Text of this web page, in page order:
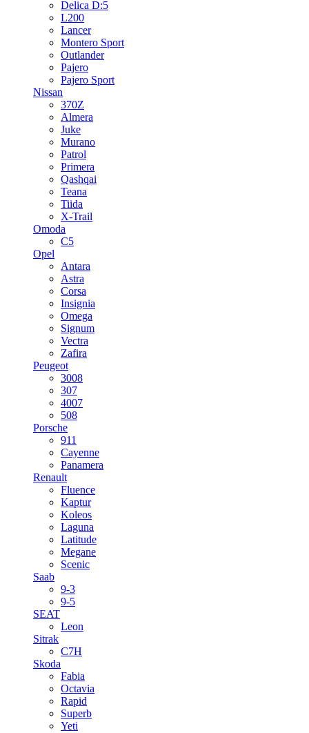
Delica D:5
L200
Lancer
Montero Sport
Outlander
Pajero
Pajero Sport
Nissan
370Z
Almera
Juke
Murano
Patrol
Primera
Qashqai
Teana
Tiida
X-Trail
Omoda
C5
Opel
Antara
Astra
Corsa
Insignia
Omega
Signum
Vectra
Zafira
Peugeot
3008
307
4007
508
Porsche
911
Cayenne
Panamera
Renault
Fluence
Kaptur
Koleos
Laguna
Latitude
Megane
Scenic
Saab
9-3
9-5
SEAT
Leon
Sitrak
C7H
Skoda
Fabia
Octavia
Rapid
Superb
Yeti